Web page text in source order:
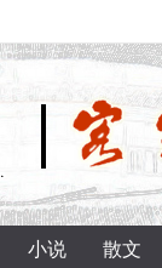
小说 散文